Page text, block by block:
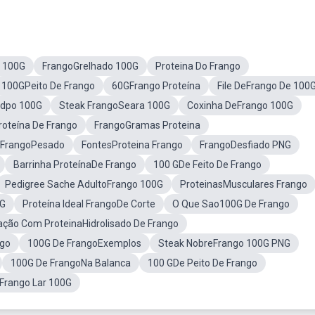
FrangoGrelhado 100G
Proteina Do Frango
100GPeito De Frango
60GFrango Proteína
File DeFrango De
100G
Steak FrangoSeara 100G
Coxinha DeFrango 100G
De Frango
FrangoGramas Proteina
FontesProteina Frango
FrangoDesfiado PNG
Barrinha ProteínaDe Frango
100 GDe Feito De Frango
Pedigree Sache AdultoFrango 100G
ProteinasMusculares Frango
Proteína Ideal FrangoDe Corte
O Que Sao100G De Frango
Com ProteinaHidrolisado De Frango
100G De FrangoExemplos
Steak NobreFrango 100G PNG
100G De FrangoNa Balanca
100 GDe Peito De Frango
Lar 100G